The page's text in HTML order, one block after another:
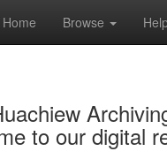
Home Browse
to our digital